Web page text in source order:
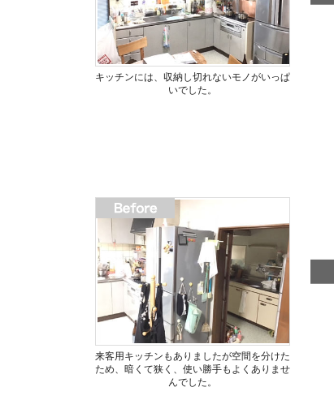
キッチンには、収納し切れないモノがいっぱ
いでした。
来客用キッチンもありましたが空間を分けた
ため、暗くて狭く、使い勝手もよくありませ
んでした。